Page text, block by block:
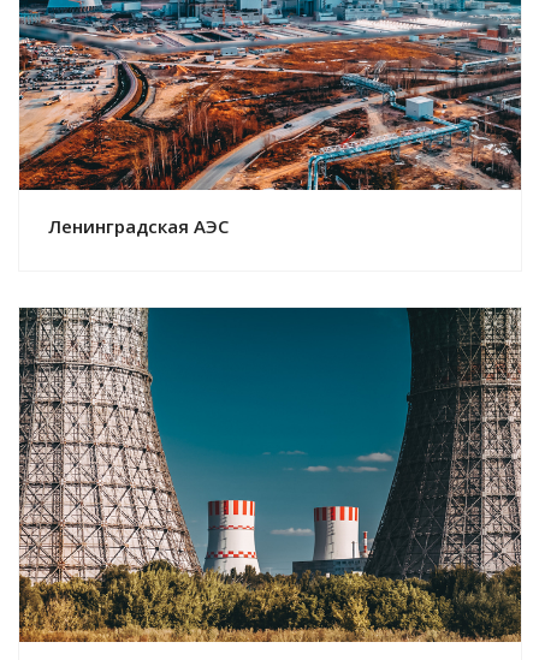
Смотреть проект
Ленинградская АЭС